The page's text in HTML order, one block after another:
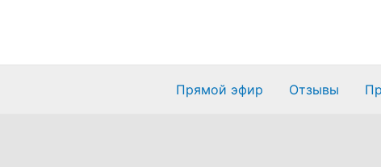
Прямой эфир Отзывы